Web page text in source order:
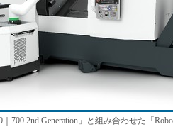
700 2nd Generation」と組み合わせた「